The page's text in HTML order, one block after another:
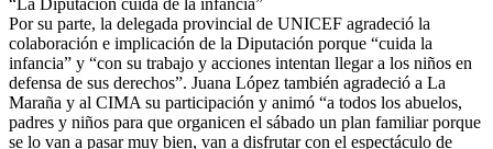
Por su parte, la delegada provincial de UNICEF agradeció la
colaboración e implicación de la Diputación porque “cuida la
infancia” y “con su trabajo y acciones intentan llegar a los niños en
defensa de sus derechos”. Juana López también agradeció a La
Maraña y al CIMA su participación y animó “a todos los abuelos,
padres y niños para que organicen el sábado un plan familiar porque
se lo van a pasar muy bien, van a disfrutar con el espectáculo de